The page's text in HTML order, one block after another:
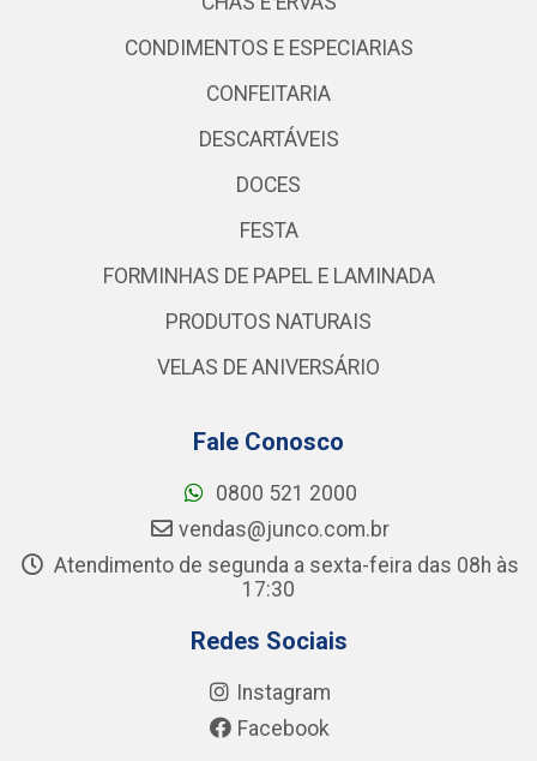
CONDIMENTOS E ESPECIARIAS
CONFEITARIA
DESCARTÁVEIS
DOCES
FESTA
FORMINHAS DE PAPEL E LAMINADA
PRODUTOS NATURAIS
VELAS DE ANIVERSÁRIO
Fale Conosco
0800 521 2000
vendas@junco.com.br
Atendimento de segunda a sexta-feira das 08h às
17:30
Redes Sociais
Instagram
Facebook